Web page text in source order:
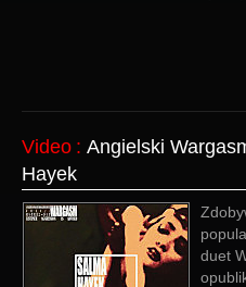
Video : Angielski
Hayek
duet